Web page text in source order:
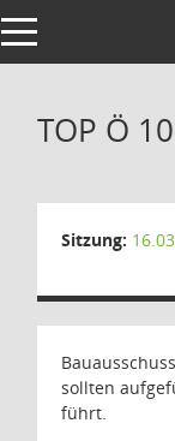
Toggle navigation
TOP Ö
Sitzung:
sollten
führt.